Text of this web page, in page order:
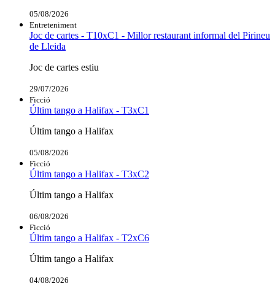
05/08/2026
Entreteniment
Joc de cartes - T10xC1 - Millor restaurant informal del Pirineu
de Lleida
Joc de cartes estiu
29/07/2026
Ficció
Últim tango a Halifax - T3xC1
Últim tango a Halifax
05/08/2026
Ficció
Últim tango a Halifax - T3xC2
Últim tango a Halifax
06/08/2026
Ficció
Últim tango a Halifax - T2xC6
Últim tango a Halifax
04/08/2026